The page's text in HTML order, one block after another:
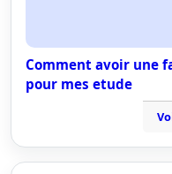
Comment avoir une
pour mes etude